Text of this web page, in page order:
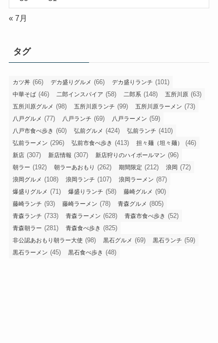
« 7月
タグ
カツ丼 (66) デカ盛りグルメ (66) デカ盛りランチ (101)
中華そば (46) 二郎インスパイア (58) 二郎系 (148) 五所川原 (63)
五所川原グルメ (98) 五所川原ランチ (99) 五所川原ラーメン (73)
八戸グルメ (77) 八戸ランチ (69) 八戸ラーメン (59)
八戸市食べ歩き (60) 弘前グルメ (424) 弘前ランチ (410)
弘前ラーメン (296) 弘前市食べ歩き (413) 担々麺（坦々麺） (46)
新店 (307) 新店情報 (307) 新店狩りのハイボールマン (96)
朝ラー (192) 朝ラーあおもり (262) 期間限定 (212) 浪岡 (72)
浪岡グルメ (108) 浪岡ランチ (107) 浪岡ラーメン (87)
爆盛りグルメ (71) 爆盛りランチ (58) 藤崎グルメ (90)
藤崎ランチ (93) 藤崎ラーメン (78) 青森グルメ (805)
青森ランチ (733) 青森ラーメン (628) 青森市食べ歩き (52)
青森朝ラー (281) 青森食べ歩き (825)
非公認あおもり朝ラー大使 (98) 黒石グルメ (69) 黒石ランチ (59)
黒石ラーメン (45) 黒石食べ歩き (48)